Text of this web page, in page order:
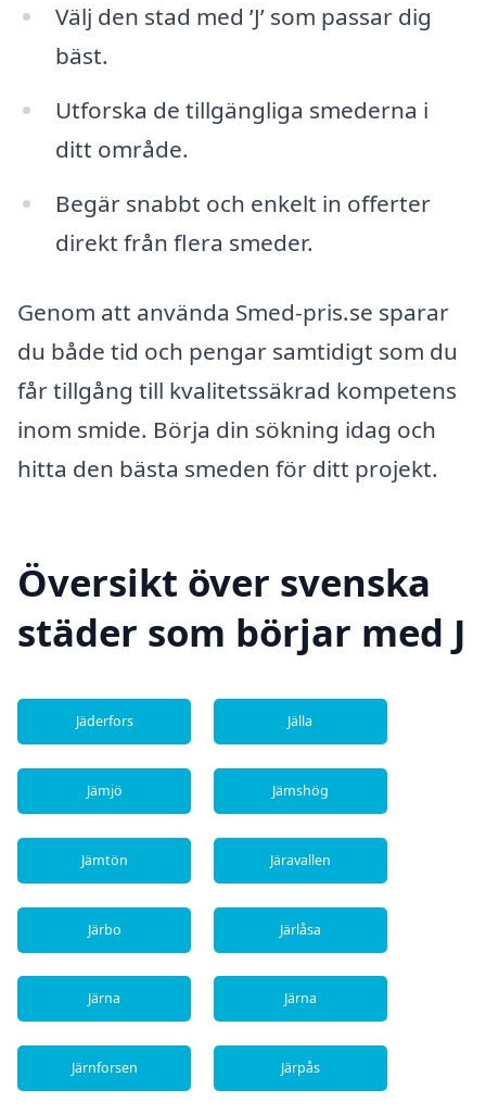
Välj den stad med ’J’ som passar dig
bäst.
Utforska de tillgängliga smederna i
ditt område.
Begär snabbt och enkelt in offerter
direkt från flera smeder.
Genom att använda Smed-pris.se sparar
du både tid och pengar samtidigt som du
får tillgång till kvalitetssäkrad kompetens
inom smide. Börja din sökning idag och
hitta den bästa smeden för ditt projekt.
Översikt över svenska
städer som börjar med J
Jäderfors Jälla
Jämjö Jämshög
Jämtön Järavallen
Järbo Järlåsa
Järna Järna
Järnforsen Järpås